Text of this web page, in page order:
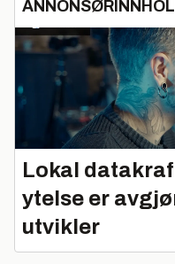
Lokal
ytelse er
utvikler